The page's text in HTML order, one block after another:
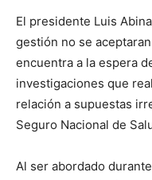
El presidente Luis
gestión no se
encuentra a la espera
investigaciones que
relación a supuestas
Seguro Nacional de
Al ser abordado